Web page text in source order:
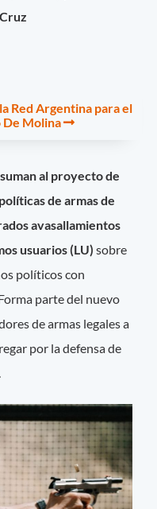
Red Argentina para el
De Molina
al proyecto de
de armas de
avasallamientos
usuarios (LU)sobre
políticos con
parte del nuevo
de armas legales a
por la defensa de